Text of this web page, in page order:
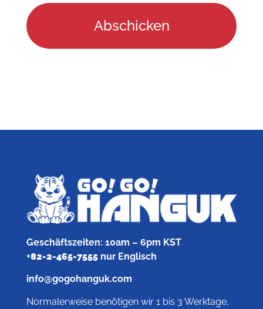
Geschäftszeiten: 10am – 6pm KST
+82-2-465-7555nur Englisch
info@gogohanguk.com
Normalerweise benötigen wir 1 bis 3 Werktage,